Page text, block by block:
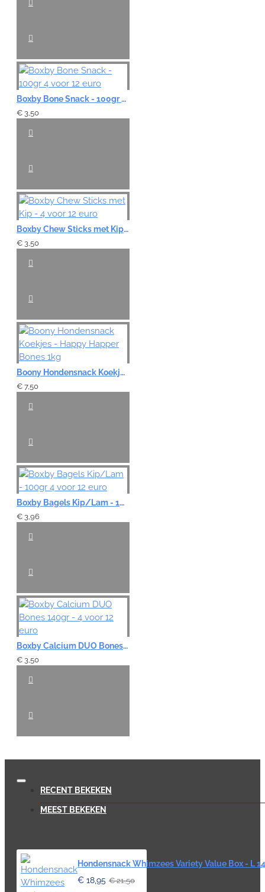
Boxby Bone Snack - 100gr 4 voor 12 euro
€ 3,50
Boxby Chew Sticks met Kip - 4 voor 12 euro
€ 3,50
Boony Hondensnack Koekjes - Happy Happer Bones 1kg
€ 7,50
Boxby Bagels Kip/Lam - 100gr 4 voor 12 euro
€ 3,96
Boxby Calcium DUO Bones 140gr - 4 voor 12 euro
€ 3,50
RECENT BEKEKEN
MEEST BEKEKEN
Hondensnack Whimzees Variety Value Box - L
€ 18,95 € 21,50